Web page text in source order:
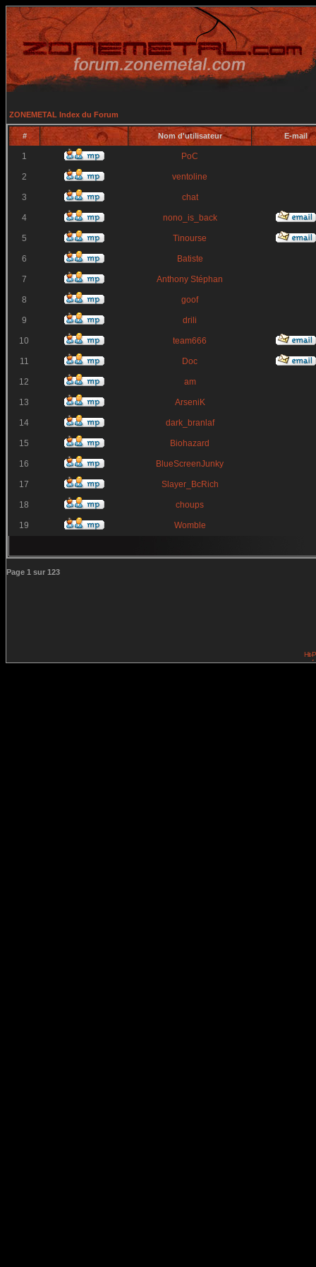
ZONEMETAL Index du Forum
# Nom d'utilisateur E-mail
1 PoC
2 ventoline
3 chat
4 nono_is_back
5 Tinourse
6 Batiste
7 Anthony Stéphan
8 goof
9 drili
10 team666
11 Doc
12 am
13 ArseniK
14 dark_branlaf
15 Biohazard
16 BlueScreenJunky
17 Slayer_BcRich
18 choups
19 Womble
Page 1 sur 123